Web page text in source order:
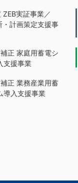
実証事業／
・計画策定支援事
正 家庭用蓄電シ
支援事業
正 業務産業用蓄
導入支援事業